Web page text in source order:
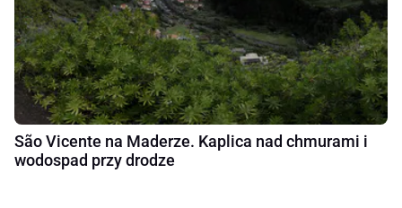
São Vicente na Maderze. Kaplica nad chmurami i
wodospad przy drodze